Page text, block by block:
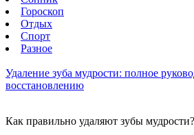
Гороскоп
Отдых
Спорт
Разное
Удаление зуба мудрости: полное
восстановлению
Как правильно удаляют зубы мудрости?